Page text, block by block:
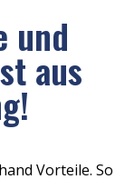
und
aus
Vorteile. So